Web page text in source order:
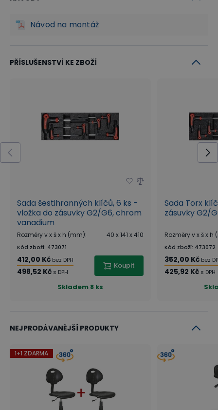
Návod na montáž
PŘÍSLUŠENSTVÍ KE ZBOŽÍ
Sada šestihranných klíčů, 6 ks -
vložka do zásuvky G2/G6, chrom
vanadium
Rozměry v x š x h (mm): 40 x 141 x 410
Kód zboží: 473071
412,00 Kč bez DPH
498,52 Kč s DPH
Koupit
Skladem 8 ks
Sada Torx
zásuvky G2/
Rozměry v x š x h
Kód zboží: 473072
352,00 Kč bez
425,92 Kč s DPH
NEJPRODÁVANĚJŠÍ PRODUKTY
1+1 ZDARMA